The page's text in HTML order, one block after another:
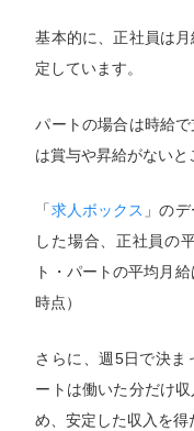
基本的に、正社員は
定しています。
パートの場合は時給
は賞与や昇給がないと
「求人ボックス 」の
した場合、正社員の
ト・パートの平均月
時点）
さらに、週5日で決ま
ートは働いた分だけ
め、安定した収入を得